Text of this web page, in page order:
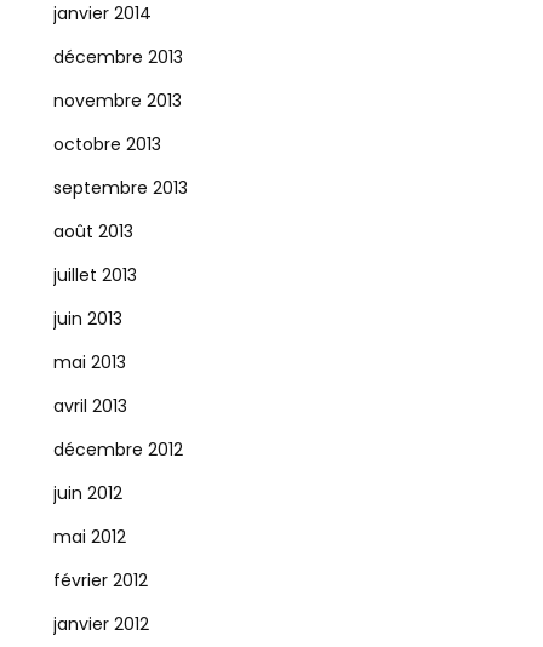
janvier 2014
décembre 2013
novembre 2013
octobre 2013
septembre 2013
août 2013
juillet 2013
juin 2013
mai 2013
avril 2013
décembre 2012
juin 2012
mai 2012
février 2012
janvier 2012